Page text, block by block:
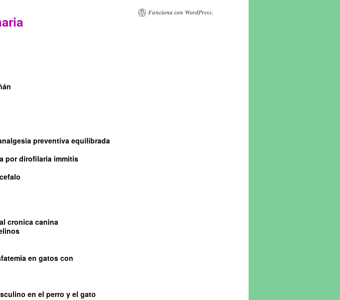
preventiva equilibrada
por dirofilaria immitis
cronica canina
en gatos con
en el perro y el gato
Funciona con WordPress.